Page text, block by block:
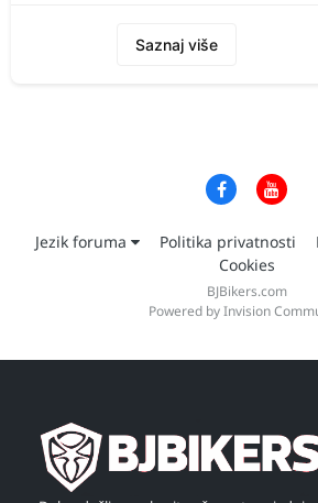
Saznaj više
Jezik foruma Politika privatnosti
Cookies
BJBikers.com
Powered by Invision